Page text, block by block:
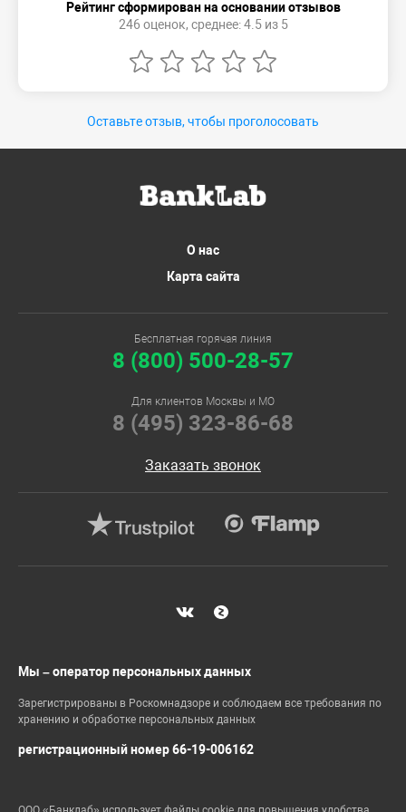
Рейтинг сформирован на основании отзывов
246 оценок, среднее: 4.5 из 5
Оставьте отзыв, чтобы проголосовать
О нас
Карта сайта
Бесплатная горячая линия
8 (800) 500-28-57
Для клиентов Москвы и МО
8 (495) 323-86-68
Заказать звонок
Мы – оператор персональных данных
Зарегистрированы в Роскомнадзоре и соблюдаем все требования по
хранению и обработке персональных данных
регистрационный номер 66-19-006162